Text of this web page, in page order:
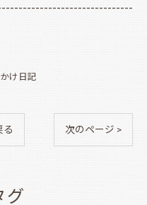
け日記
る 次のページ >
グ